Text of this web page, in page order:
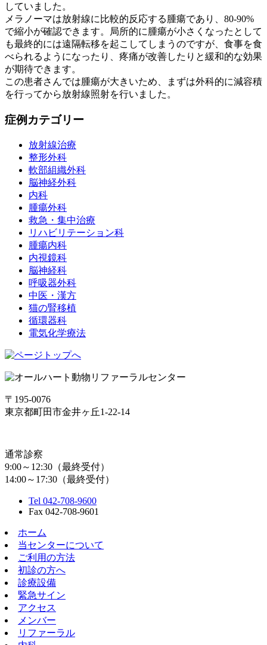
していました。
メラノーマは放射線に比較的反応する腫瘍であり、80-90%
で縮小が確認できます。局所的に腫瘍が小さくなったとして
も最終的には遠隔転移を起こしてしまうのですが、食事を食
べられるようになったり、疼痛が改善したりと緩和的な効果
が期待できます。
この患者さんでは腫瘍が大きいため、まずは外科的に減容積
を行ってから放射線照射を行いました。
症例カテゴリー
放射線治療
整形外科
軟部組織外科
脳神経外科
内科
腫瘍外科
救急・集中治療
リハビリテーション科
腫瘍内科
内視鏡科
脳神経科
呼吸器外科
中医・漢方
猫の腎移植
循環器科
電気化学療法
〒195-0076
東京都町田市金井ヶ丘1-22-14
通常診察
9:00～12:30（最終受付）
14:00～17:30（最終受付）
Tel 042-708-9600
Fax 042-708-9601
ホーム
当センターについて
ご利用の方法
初診の方へ
診療設備
緊急サイン
アクセス
メンバー
リファーラル